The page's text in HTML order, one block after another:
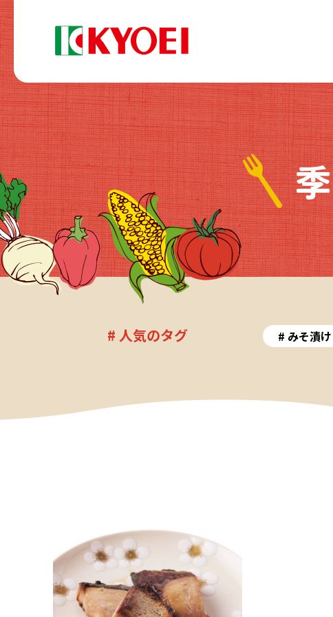
# 人気のタグ みそ漬け